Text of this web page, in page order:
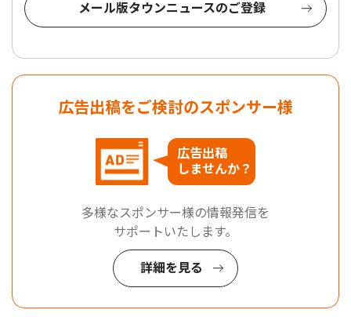
メール版タウンニュースのご登録
広告出稿をご検討のスポンサー様
広告出稿
しませんか？
多様なスポンサー様の情報発信を
サポートいたします。
詳細を見る